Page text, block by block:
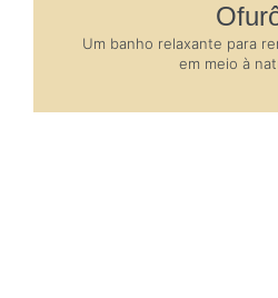
Um banho relaxante para
em meio à